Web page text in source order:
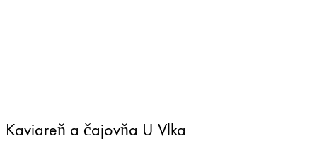
Kaviareň a čajovňa U Vlka